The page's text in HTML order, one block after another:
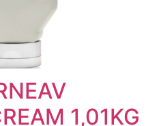
1,01KG